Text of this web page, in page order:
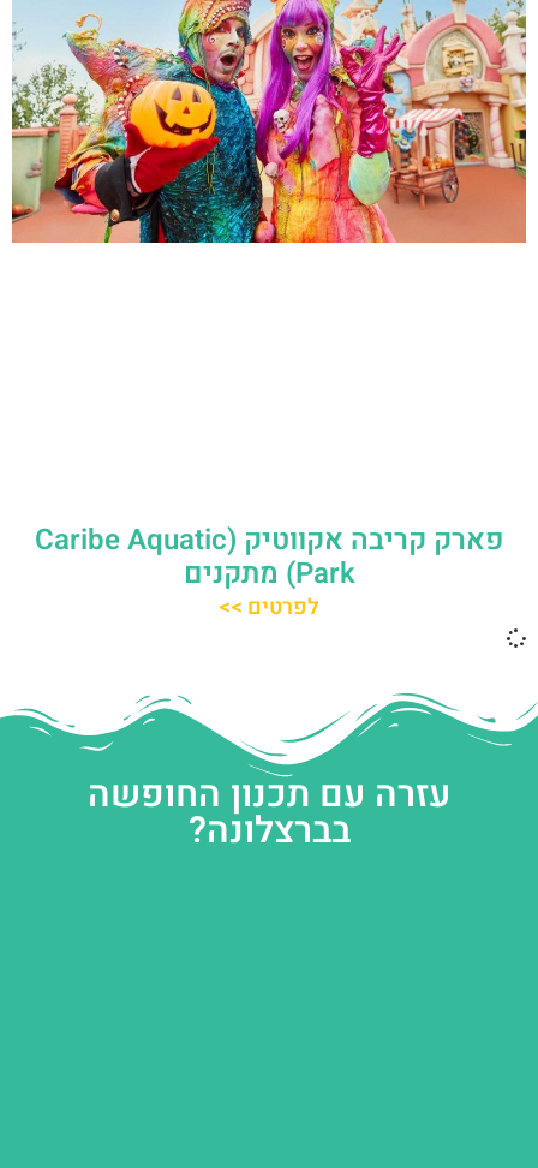
פארק קריבה אקווטיק (Caribe Aquatic
Park) מתקנים
לפרטים >>
עזרה עם תכנון החופשה
בברצלונה?